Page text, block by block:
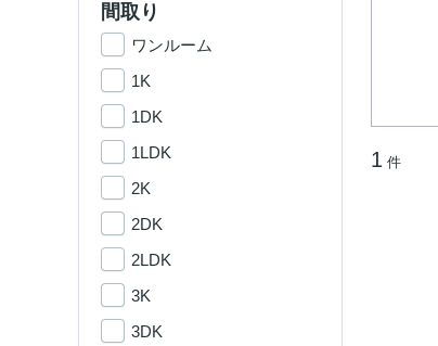
1 件
間取り
ワンルーム
1K
1DK
1LDK
2K
2DK
2LDK
3K
3DK